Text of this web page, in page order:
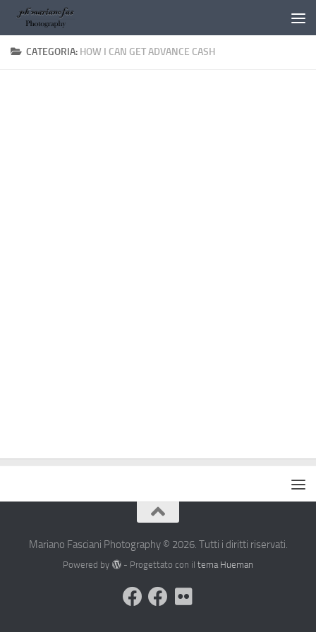
Salta al contenuto
CATEGORIA: HOW I CAN GET ADVANCE CASH
Mariano Fasciani Photography © 2026. Tutti i diritti riservati.
Powered by - Progettato con il tema Hueman